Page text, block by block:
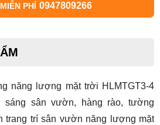
PHÍ 0947809266
năng lượng mặt trời HLMTGT3-4
sáng sân vườn, hàng rào, tường
trang trí sân vườn năng lượng mặt